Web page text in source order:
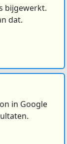
bijgewerkt.
dat.
in Google